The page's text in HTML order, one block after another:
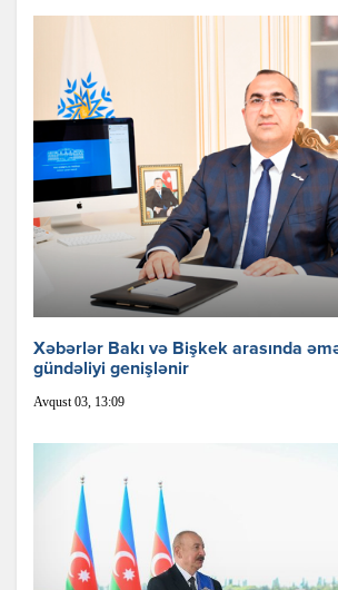
Xəbərlər Bakı və Bişkek arasında
gündəliyi genişlənir
Avqust 03, 13:09